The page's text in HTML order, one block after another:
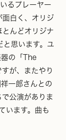
るプレーヤー
面白く、オリジ
とんどオリジナ
思います。ユ
器の「The
が、またやり
一郎さんとの
で公演がありま
います。曲も